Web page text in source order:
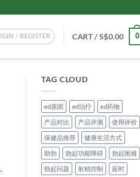
/ REGISTER CART /S$0.00 0
TAG CLOUD
ed原因 ed治疗
ed药物
产品对比
产品评测
使用评价
保健品推荐
健康生活方式
助勃
勃起功能障碍
勃起困难
勃起问题
射精控制
延时